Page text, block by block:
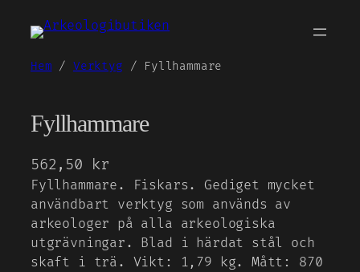
till
Hem / Verktyg / Fyllhammare
Fyllhammare
562,50 kr
Fyllhammare. Fiskars. Gediget mycket
användbart verktyg som används av
arkeologer på alla arkeologiska
utgrävningar. Blad i härdat stål och
skaft i trä. Vikt: 1,79 kg. Mått: 870